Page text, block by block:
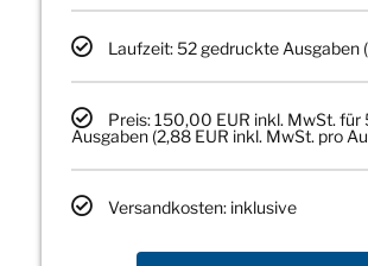
Laufzeit: 52 gedruckte Ausgaben
Preis: 150,00 EUR inkl. MwSt. für
Ausgaben (2,88 EUR inkl. MwSt. pro
Versandkosten: inklusive